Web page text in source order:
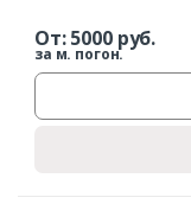
От:5000руб.
за м. погон.